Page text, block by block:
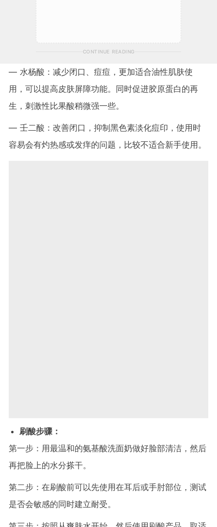
CONTINUE READING
— 水杨酸：减少闭口、痘痘，更加适合油性肌肤使
用，可以提高皮肤屏障功能。同时促进胶原蛋白的再
生，刺激性比果酸稍微强一些。
— 壬二酸：改善闭口，抑制黑色素淡化痘印，使用时
容易会有灼热感或发痒的问题，比较不适合新手使用。
刷酸步骤：
第一步：用最温和的氨基酸洗面奶做好脸部清洁，然后
再把脸上的水分搽干。
第二步：在刷酸前可以先使用在耳后或手肘部位，测试
是否会敏感的同时建立耐受。